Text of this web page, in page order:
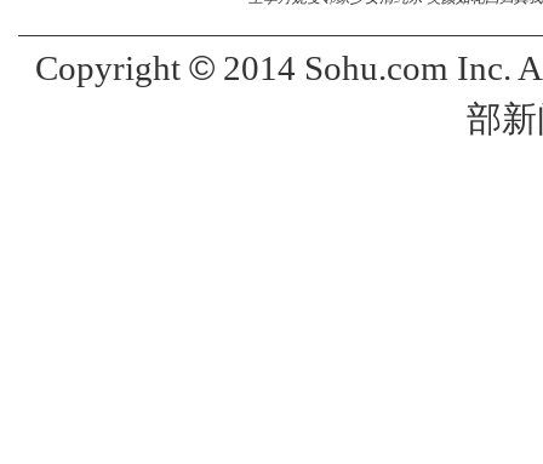
Copyright ©2014 Sohu.com Inc.
部